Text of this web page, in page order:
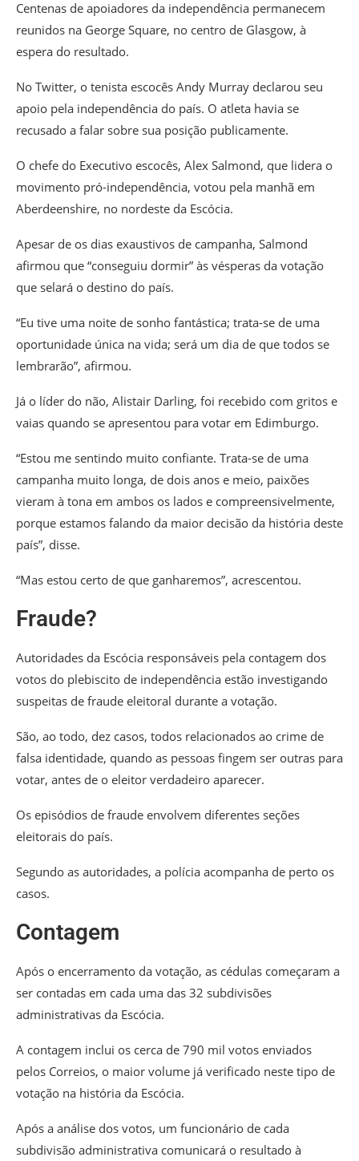
Centenas de apoiadores da independência permanecem
reunidos na George Square, no centro de Glasgow, à
espera do resultado.
No Twitter, o tenista escocês Andy Murray declarou seu
apoio pela independência do país. O atleta havia se
recusado a falar sobre sua posição publicamente.
O chefe do Executivo escocês, Alex Salmond, que lidera o
movimento pró-independência, votou pela manhã em
Aberdeenshire, no nordeste da Escócia.
Apesar de os dias exaustivos de campanha, Salmond
afirmou que “conseguiu dormir” às vésperas da votação
que selará o destino do país.
“Eu tive uma noite de sonho fantástica; trata-se de uma
oportunidade única na vida; será um dia de que todos se
lembrarão”, afirmou.
Já o líder do não, Alistair Darling, foi recebido com gritos e
vaias quando se apresentou para votar em Edimburgo.
“Estou me sentindo muito confiante. Trata-se de uma
campanha muito longa, de dois anos e meio, paixões
vieram à tona em ambos os lados e compreensivelmente,
porque estamos falando da maior decisão da história deste
país”, disse.
“Mas estou certo de que ganharemos”, acrescentou.
Fraude?
Autoridades da Escócia responsáveis pela contagem dos
votos do plebiscito de independência estão investigando
suspeitas de fraude eleitoral durante a votação.
São, ao todo, dez casos, todos relacionados ao crime de
falsa identidade, quando as pessoas fingem ser outras para
votar, antes de o eleitor verdadeiro aparecer.
Os episódios de fraude envolvem diferentes seções
eleitorais do país.
Segundo as autoridades, a polícia acompanha de perto os
casos.
Contagem
Após o encerramento da votação, as cédulas começaram a
ser contadas em cada uma das 32 subdivisões
administrativas da Escócia.
A contagem inclui os cerca de 790 mil votos enviados
pelos Correios, o maior volume já verificado neste tipo de
votação na história da Escócia.
Após a análise dos votos, um funcionário de cada
subdivisão administrativa comunicará o resultado à